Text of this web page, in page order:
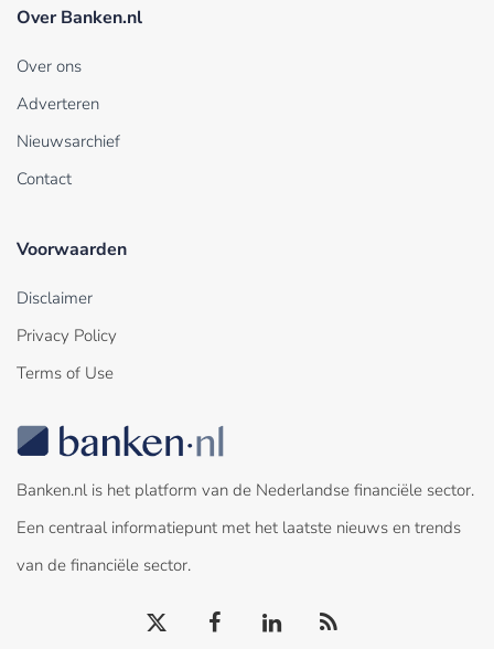
Over Banken.nl
Over ons
Adverteren
Nieuwsarchief
Contact
Voorwaarden
Disclaimer
Privacy Policy
Terms of Use
Banken.nl is het platform van de Nederlandse financiële sector.
Een centraal informatiepunt met het laatste nieuws en trends
van de financiële sector.